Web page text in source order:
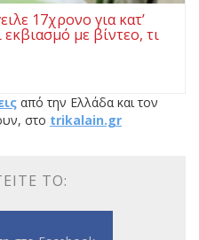
17χρονο για κατ’
με βίντεο, τι
από την Ελλάδα και τον
στο trikalain.gr
ΤΟ: